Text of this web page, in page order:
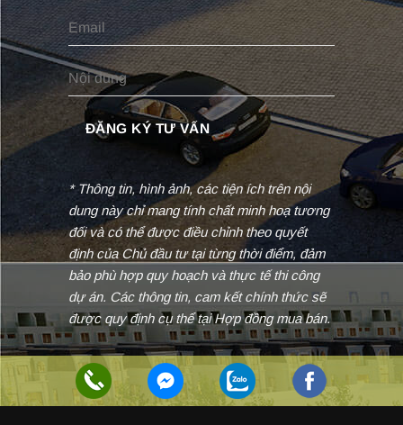
* Thông tin, hình ảnh, các tiện ích trên nội
dung này chỉ mang tính chất minh hoạ tương
đối và có thể được điều chỉnh theo quyết
định của Chủ đầu tư tại từng thời điểm, đảm
bảo phù hợp quy hoạch và thực tế thi công
dự án. Các thông tin, cam kết chính thức sẽ
được quy định cụ thể tại Hợp đồng mua bán.